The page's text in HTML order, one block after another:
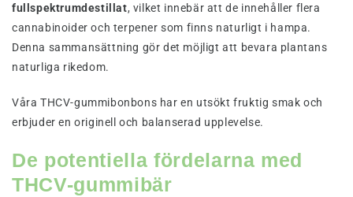
fullspektrumdestillat, vilket innebär att de innehåller flera
cannabinoider och terpener som finns naturligt i hampa.
Denna sammansättning gör det möjligt att bevara plantans
naturliga rikedom.
Våra THCV-gummibonbons har en utsökt fruktig smak och
erbjuder en originell och balanserad upplevelse.
De potentiella fördelarna med
THCV-gummibär